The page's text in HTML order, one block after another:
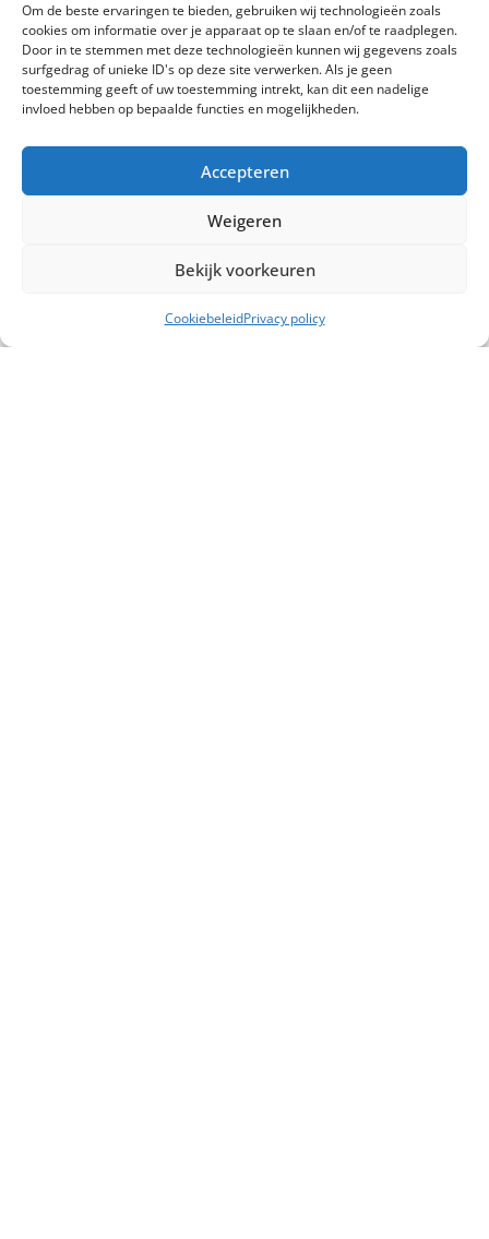
Om de beste ervaringen te bieden, gebruiken wij technologieën zoals
cookies om informatie over je apparaat op te slaan en/of te raadplegen.
Door in te stemmen met deze technologieën kunnen wij gegevens zoals
surfgedrag of unieke ID's op deze site verwerken. Als je geen
toestemming geeft of uw toestemming intrekt, kan dit een nadelige
invloed hebben op bepaalde functies en mogelijkheden.
Accepteren
Weigeren
Bekijk voorkeuren
CookiebeleidPrivacy policy
SCHOON PUIN(2)